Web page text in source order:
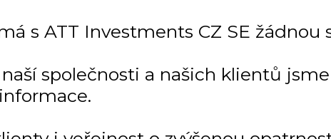
s ATT Investments CZ SE žádnou
společnosti a našich klientů